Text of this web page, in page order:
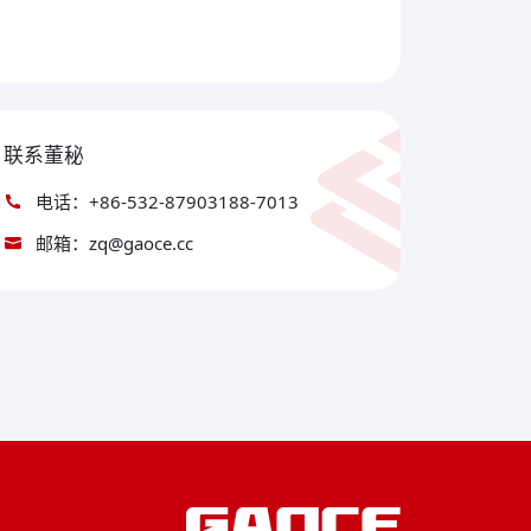
联系董秘
电话：+86-532-87903188-7013
邮箱：zq@gaoce.cc